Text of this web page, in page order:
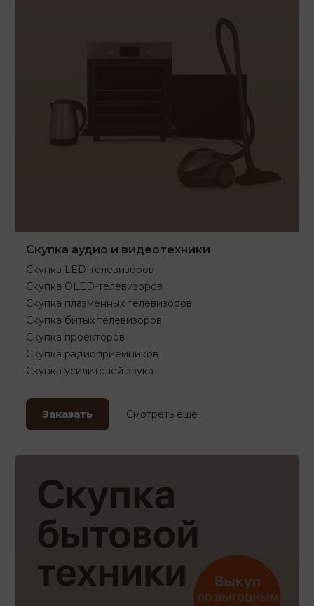
Скупка аудио и видеотехники
Скупка LED-телевизоров
Скупка OLED-телевизоров
Скупка плазменных телевизоров
Скупка битых телевизоров
Скупка проекторов
Скупка радиоприёмников
Скупка усилителей звука
Заказать Смотреть еще